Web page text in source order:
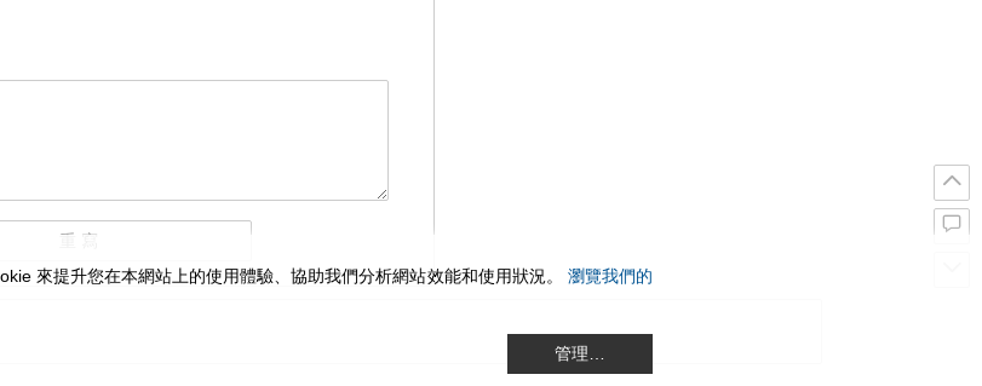
來提升您在本網站上的使用體驗、協助我們分析網站效能和使用狀況。 瀏覽我們的
管理…